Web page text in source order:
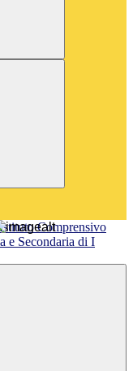
Istituto Comprensivo
e Secondaria di I